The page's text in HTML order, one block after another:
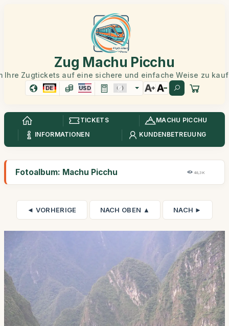
Zug Machu Picchu
Ihre Zugtickets auf eine sichere und einfache Weise zu
DE USD
TICKETS
MACHU PICCHU
INFORMATIONEN
KUNDENBETREUUNG
Fotoalbum: Machu Picchu 48,3K
◄ VORHERIGE NACH OBEN ▲ NACH ►